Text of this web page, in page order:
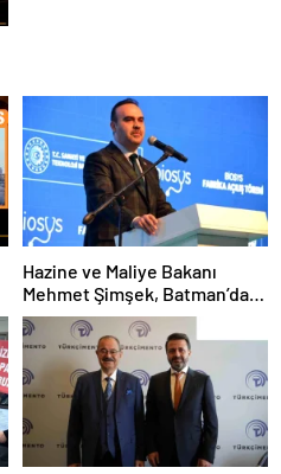
Hazine ve Maliye Bakanı
Mehmet Şimşek, Batman’da
medikal malzeme üretimi
yapacak bir fabrikanın
açılışını gerçekleştirdi